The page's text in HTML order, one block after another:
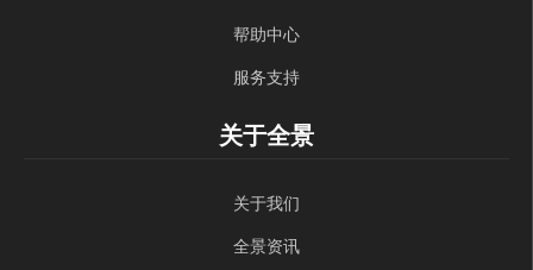
帮助中心
服务支持
关于全景
关于我们
全景资讯